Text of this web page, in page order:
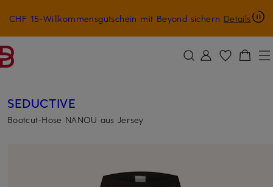
ZUM HAUPTINHALT ÜBERSPRINGEN ZUM SUCHFELD ÜBERSPRINGEN
CHF 15-Willkommensgutschein mit Beyond sichern Details
SEDUCTIVE
Bootcut-Hose NANOU aus Jersey